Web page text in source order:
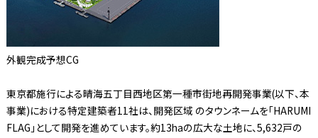
外観完成予想CG
東京都施行による晴海五丁目西地区第一種市街地再開発事業(以下、本
事業)における特定建築者11社は、開発区域 のタウンネームを「HARUMI
FLAG」として開発を進めています。約13haの広大な土地に、5,632戸の